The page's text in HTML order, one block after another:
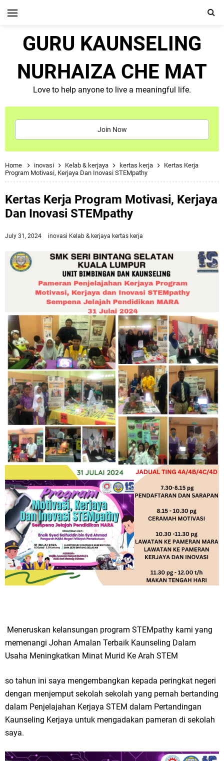
GURU KAUNSELING
NURHAIZA CHE MAT
Love to help anyone to live a meaningful life.
Join Now
Home inovasi Kelab & kerjaya kertas kerja
Kertas Kerja
Program Motivasi, Kerjaya Dan Inovasi STEMpathy
Kertas Kerja Program Motivasi, Kerjaya
Dan Inovasi STEMpathy
July 31, 2024 inovasi Kelab & kerjaya kertas kerja
Meneruskan kelansungan program STEMpathy kami yang
memenangi Johan Amalan Terbaik Kaunseling Dalam
Usaha Meningkatkan Minat Murid Ke Arah STEM
so tahun ini saya mengembangkan kepada peringkat negeri
dengan menjemput sekolah sekolah yang pernah bertanding
dalam Penjelajahan Kerjaya STEM dalam Pertandingan
Kaunseling Kerjaya untuk mengadakan pameran di sekolah
saya.